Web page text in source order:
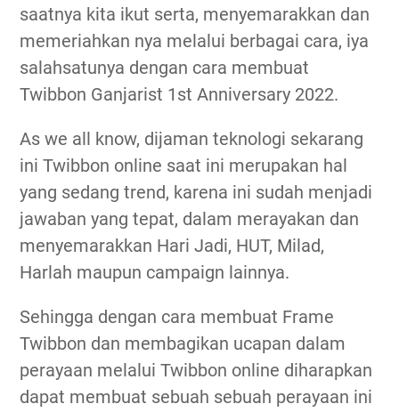
saatnya kita ikut serta, menyemarakkan dan
memeriahkan nya melalui berbagai cara, iya
salahsatunya dengan cara membuat
Twibbon Ganjarist 1st Anniversary 2022.
As we all know, dijaman teknologi sekarang
ini Twibbon online saat ini merupakan hal
yang sedang trend, karena ini sudah menjadi
jawaban yang tepat, dalam merayakan dan
menyemarakkan Hari Jadi, HUT, Milad,
Harlah maupun campaign lainnya.
Sehingga dengan cara membuat Frame
Twibbon dan membagikan ucapan dalam
perayaan melalui Twibbon online diharapkan
dapat membuat sebuah sebuah perayaan ini